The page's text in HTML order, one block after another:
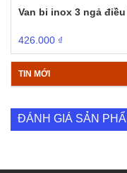
Van bi inox 3 ngả
426.000 ₫
TIN MỚI
ĐÁNH GIÁ SẢN